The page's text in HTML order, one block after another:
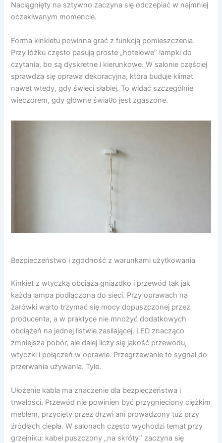
Naciągnięty na sztywno zaczyna się odczepiać w najmniej
oczekiwanym momencie.
Forma kinkietu powinna grać z funkcją pomieszczenia.
Przy łóżku często pasują proste „hotelowe” lampki do
czytania, bo są dyskretne i kierunkowe. W salonie częściej
sprawdza się oprawa dekoracyjna, która buduje klimat
nawet wtedy, gdy świeci słabiej. To widać szczególnie
wieczorem, gdy główne światło jest zgaszone.
Bezpieczeństwo i zgodność z warunkami użytkowania
Kinkiet z wtyczką obciąża gniazdko i przewód tak jak
każda lampa podłączona do sieci. Przy oprawach na
żarówki warto trzymać się mocy dopuszczonej przez
producenta, a w praktyce nie mnożyć dodatkowych
obciążeń na jednej listwie zasilającej. LED znacząco
zmniejsza pobór, ale dalej liczy się jakość przewodu,
wtyczki i połączeń w oprawie. Przegrzewanie to sygnał do
przerwania używania. Tyle.
Ułożenie kabla ma znaczenie dla bezpieczeństwa i
trwałości. Przewód nie powinien być przygnieciony ciężkim
meblem, przycięty przez drzwi ani prowadzony tuż przy
źródłach ciepła. W salonach często wychodzi temat przy
grzejniku: kabel puszczony „na skróty” zaczyna się